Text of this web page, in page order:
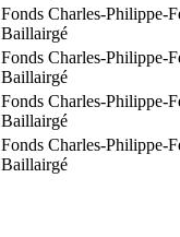
Fonds Charles-Philippe-
Baillairgé
Fonds Charles-Philippe-
Baillairgé
Fonds Charles-Philippe-
Baillairgé
Fonds Charles-Philippe-
Baillairgé